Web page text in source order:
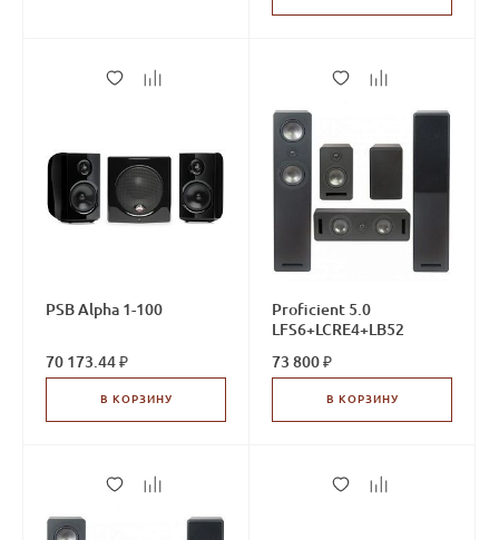
PSB Alpha 1-100
70 173.44 ₽
В КОРЗИНУ
Proficient 5.0
LFS6+LCRE4+LB52
73 800 ₽
В КОРЗИНУ